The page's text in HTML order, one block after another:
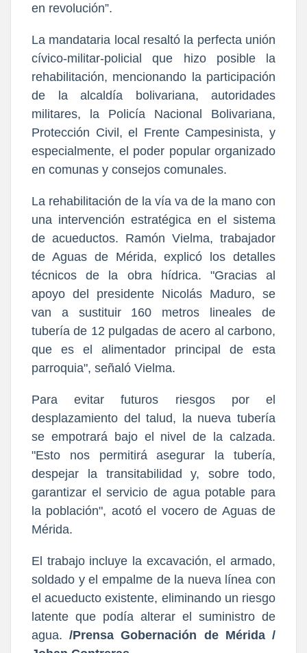
en revolución”.
La mandataria local resaltó la perfecta unión
cívico-militar-policial que hizo posible la
rehabilitación, mencionando la participación
de la alcaldía bolivariana, autoridades
militares, la Policía Nacional Bolivariana,
Protección Civil, el Frente Campesinista, y
especialmente, el poder popular organizado
en comunas y consejos comunales.
La rehabilitación de la vía va de la mano con
una intervención estratégica en el sistema
de acueductos. Ramón Vielma, trabajador
de Aguas de Mérida, explicó los detalles
técnicos de la obra hídrica. "Gracias al
apoyo del presidente Nicolás Maduro, se
van a sustituir 160 metros lineales de
tubería de 12 pulgadas de acero al carbono,
que es el alimentador principal de esta
parroquia", señaló Vielma.
Para evitar futuros riesgos por el
desplazamiento del talud, la nueva tubería
se empotrará bajo el nivel de la calzada.
"Esto nos permitirá asegurar la tubería,
despejar la transitabilidad y, sobre todo,
garantizar el servicio de agua potable para
la población", acotó el vocero de Aguas de
Mérida.
El trabajo incluye la excavación, el armado,
soldado y el empalme de la nueva línea con
el acueducto existente, eliminando un riesgo
latente que podía alterar el suministro de
agua. /Prensa Gobernación de Mérida /